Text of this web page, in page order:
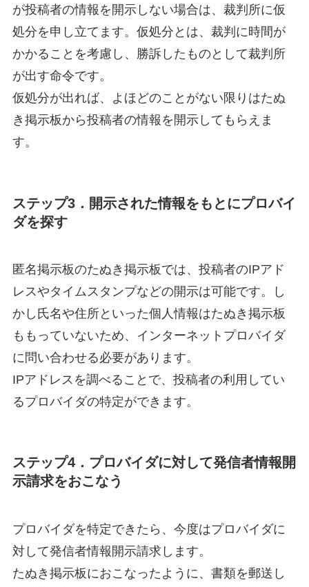
が投稿者の情報を開示しない場合は、 裁判所に仮
処分を申し立て ます。仮処分とは、裁判に時間が
かかることを考慮し、勝訴したものとして裁判所
が出す命令です。
仮処分が出れば、よほどのことがない限りはたぬ
き掲示板から投稿者の情報を開示してもらえま
す。
ステップ3．開示された情報をもとにプロバイ
ダを探す
匿名掲示板のたぬき掲示板では、投稿者のIPアド
レスやタイムスタンプなどの開示は可能です。し
かし氏名や住所といった個人情報はたぬき掲示板
ももっていないため、インターネットプロバイダ
に問い合わせる必要があります。
IPアドレス を調べることで、投稿者の利用してい
るプロバイダの特定ができます。
ステップ4．プロバイダに対して発信者情報開
示請求をおこなう
プロバイダを特定できたら、今度はプロバイダに
対して発信者情報開示請求します。
たぬき掲示板におこなったように、書類を郵送し